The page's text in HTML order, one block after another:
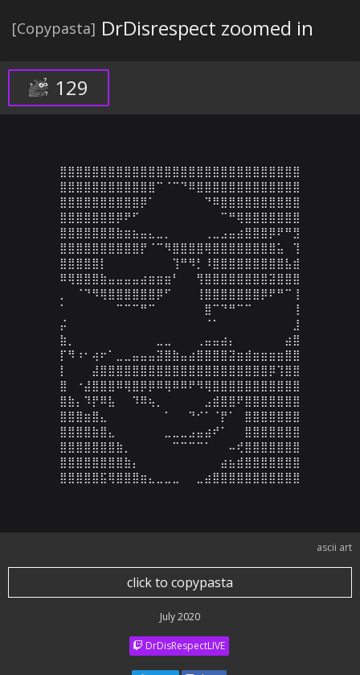
[Copypasta] DrDisrespect zoomed in
129
⣿⣿⣿⣿⣿⣿⣿⣿⣿⣿⣿⣿⣿⣿⣿⣿⣿⣿⣿⣿⣿⣿⣿⣿⣿⣿⣿⣿⣿⣿
⣿⣿⣿⣿⣿⣿⣿⣿⣿⣿⣿⣿⠉⠈⠉⠙⠿⣿⣿⣿⣿⣿⣿⣿⣿⣿⣿⣿⣿⣿
⣿⣿⣿⣿⣿⣿⣿⣿⣿⣿⡿⠁⠀⠀⠀⠀⠀⠀⠙⠿⣿⣿⣿⣿⣿⣿⣿⣿⣿⣿
⣿⣿⣿⣿⣿⣿⣿⡿⠟⠋⠀⠀⠀⠀⠀⠀⠀⠀⠀⠀⠉⠛⢿⣿⣿⣿⣿⣿⣿⣿
⣿⣿⣿⣿⣿⣿⣿⣷⣶⣦⣤⣄⣀⡀⠀⠀⠀⠀⢀⣀⣠⣤⣴⣿⣿⣿⡿⠟⠛⣻
⣿⣿⣿⣿⣿⣿⣿⣿⣿⣿⡟⠈⠉⠻⣿⣿⣿⣿⢿⣿⣿⣿⣿⣿⣿⣿⣿⣥⠀⢹
⣿⣿⣿⣿⣿⡇⠀⠀⠀⠀⠀⠀⠀⠀⢹⠛⠻⡃⠸⣿⣿⣿⣿⣿⣿⣿⣿⣿⣧⣾
⠿⢿⣿⣿⣿⣷⣤⣤⣤⣤⣴⣶⣶⣶⠃⠀⠀⢻⣿⣿⣿⣿⣿⣿⣿⣿⣽⣿⣿⣿
⡀⠀⠈⠙⠻⢿⣿⣿⣿⣿⣿⣿⡿⠋⠀⠀⠀⢸⣿⣿⣿⣿⣿⣿⣿⡿⠟⠛⠉⢸
⠁⠀⠀⠀⠀⠀⠀⠉⠉⠉⠛⠉⠀⠀⠀⠀⠀⠀⣿⠉⠙⠛⠉⠉⠀⠀⠀⠀⠀⢸
⡬⠀⠀⠀⠀⠀⠀⠀⠀⠀⠀⠀⠀⠀⠀⠀⠀⠀⠈⠁⠀⠀⠀⠀⠀⠀⠀⠀⠀⣸
⣷⡀⠀⠀⠀⠀⠀⠀⠀⠀⠀⠀⣀⣀⠀⠀⠀⢀⣤⣤⣴⡄⠀⠀⠀⠀⠀⠀⣴⣿
⡏⠻⠰⠂⢴⠖⠁⣀⣀⣤⣤⣤⣽⣿⣷⣤⣴⣿⣿⣿⣿⣽⣶⣾⣶⣶⣶⣶⣿⣿
⡇⠀⠀⠀⣼⣿⣿⣿⣿⣿⣿⣿⣿⣿⣿⣿⣿⣿⣿⣿⣿⣿⣿⣿⣿⣿⡿⢹⣿⣿
⣿⠀⠐⣼⣿⣿⣿⠿⢿⣿⡿⡿⠿⢿⠿⠿⠟⠻⢿⣿⣿⣿⣿⣿⣿⣿⣿⣿⣿⣿
⣿⣷⡄⠹⡟⠿⣧⠀⠀⠹⠿⢦⡀⠀⠀⠀⠀⠀⣠⣾⣿⣿⠟⣿⣿⣿⣿⣿⣿⣿
⣿⣿⣿⣶⣿⣄⠀⠀⠀⠀⠀⠀⠀⠁⠀⠀⠙⠊⠁⠈⡟⠁⠀⣿⣿⣿⣿⣿⣿⣿
⣿⣿⣿⣿⣷⣿⣄⠀⠀⠀⠀⠀⠀⣀⣀⣀⣠⣤⣴⠞⠁⠀⠀⣿⣿⣿⣿⣿⣿⣿
⣿⣿⣿⣿⣿⣿⣿⣷⡀⠀⠀⠀⠀⠀⠉⠉⠉⠉⠁⠀⠀⠤⢞⣿⣿⣿⣿⣿⣿⣿
⣿⣿⣿⣿⣿⣿⣿⣿⣷⡄⠀⠀⠀⠀⠀⠀⠀⠀⠀⠀⣴⣦⣾⣿⣿⣿⣿⣿⣿⣿
⣿⣿⣿⣿⣿⣯⢿⣿⣿⣿⣶⣄⣀⣀⣀⠀⠀⣀⣴⣿⣿⣿⣿⣿⣿⣿⣿⣿⣿⣿
ascii art
click to copypasta
July 2020
DrDisRespectLIVE